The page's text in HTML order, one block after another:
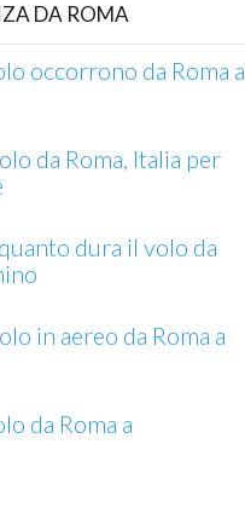
DA ROMA
occorrono da Roma a
da Roma, Italia per
dura il volo da
in aereo da Roma a
da Roma a